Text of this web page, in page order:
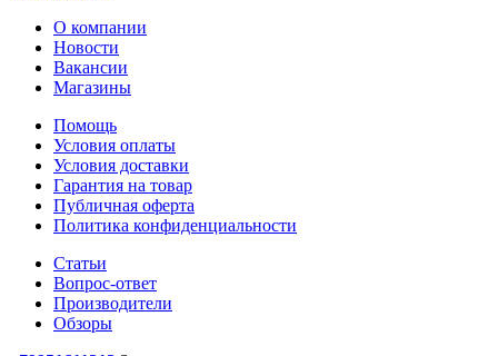
О компании
Новости
Вакансии
Магазины
Помощь
Условия оплаты
Условия доставки
Гарантия на товар
Публичная оферта
Политика конфиденциальности
Статьи
Вопрос-ответ
Производители
Обзоры